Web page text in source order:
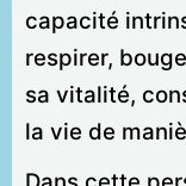
capacité
respirer,
sa vitalité,
la vie de